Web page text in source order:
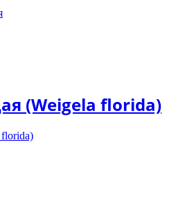
(Weigela florida)